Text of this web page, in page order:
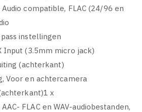
compatible, FLAC (24/96 en
instellingen
Input (3.5mm micro jack)
(achterkant)
Voor en achtercamera
x
FLAC en WAV-audiobestanden,